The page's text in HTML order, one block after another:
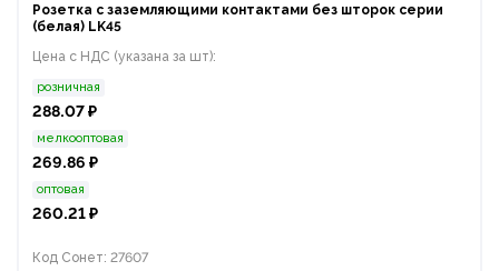
Розетка с заземляющими контактами без шторок серии
(белая) LK45
Цена с НДС (указана за шт):
розничная
288.07 ₽
мелкооптовая
269.86 ₽
оптовая
260.21 ₽
Код Сонет: 27607